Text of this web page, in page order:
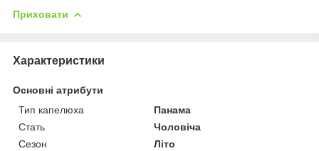
Приховати
Характеристики
Основні атрибути
Тип капелюха
Панама
Стать
Чоловіча
Сезон
Літо